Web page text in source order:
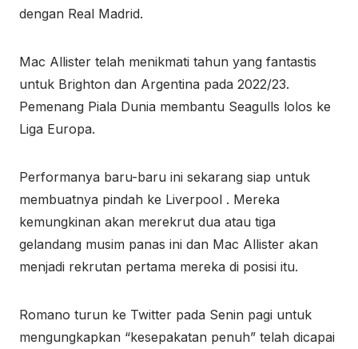
dengan Real Madrid.
Mac Allister telah menikmati tahun yang fantastis
untuk Brighton dan Argentina pada 2022/23.
Pemenang Piala Dunia membantu Seagulls lolos ke
Liga Europa.
Performanya baru-baru ini sekarang siap untuk
membuatnya pindah ke Liverpool . Mereka
kemungkinan akan merekrut dua atau tiga
gelandang musim panas ini dan Mac Allister akan
menjadi rekrutan pertama mereka di posisi itu.
Romano turun ke Twitter pada Senin pagi untuk
mengungkapkan “kesepakatan penuh” telah dicapai